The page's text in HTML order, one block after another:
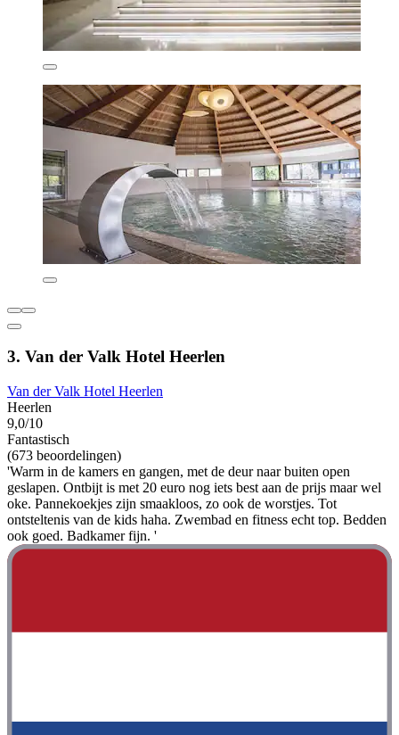
3. Van der Valk Hotel Heerlen
Van der Valk Hotel Heerlen
Heerlen
9,0/10
Fantastisch
(673 beoordelingen)
'Warm in de kamers en gangen, met de deur naar buiten open
geslapen. Ontbijt is met 20 euro nog iets best aan de prijs maar wel
oke. Pannekoekjes zijn smaakloos, zo ook de worstjes. Tot
ontsteltenis van de kids haha. Zwembad en fitness echt top. Bedden
ook goed. Badkamer fijn. '